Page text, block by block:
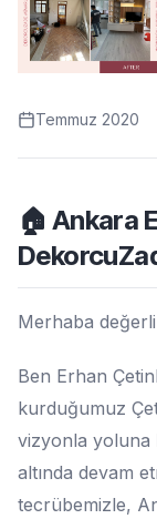
Temmuz 2020
🏠 Ankara
Merhaba
Ben Erhan
kurduğumuz
vizyonla yoluna
altında devam
tecrübemizle,